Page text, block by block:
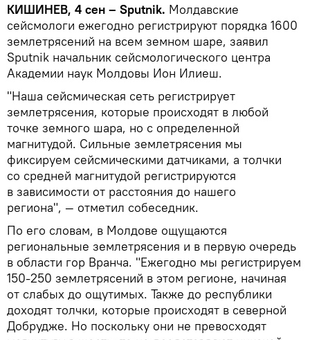
КИШИНЕВ, 4 сен – Sputnik. Молдавские
сейсмологи ежегодно регистрируют порядка 1600
землетрясений на всем земном шаре, заявил
Sputnik начальник сейсмологического центра
Академии наук Молдовы Ион Илиеш.
"Наша сейсмическая сеть регистрирует
землетрясения, которые происходят в любой
точке земного шара, но с определенной
магнитудой. Сильные землетрясения мы
фиксируем сейсмическими датчиками, а толчки
со средней магнитудой регистрируются
в зависимости от расстояния до нашего
региона", — отметил собеседник.
По его словам, в Молдове ощущаются
региональные землетрясения и в первую очередь
в области гор Вранча. "Ежегодно мы регистрируем
150-250 землетрясений в этом регионе, начиная
от слабых до ощутимых. Также до республики
доходят толчки, которые происходят в северной
Добрудже. Но поскольку они не превосходят